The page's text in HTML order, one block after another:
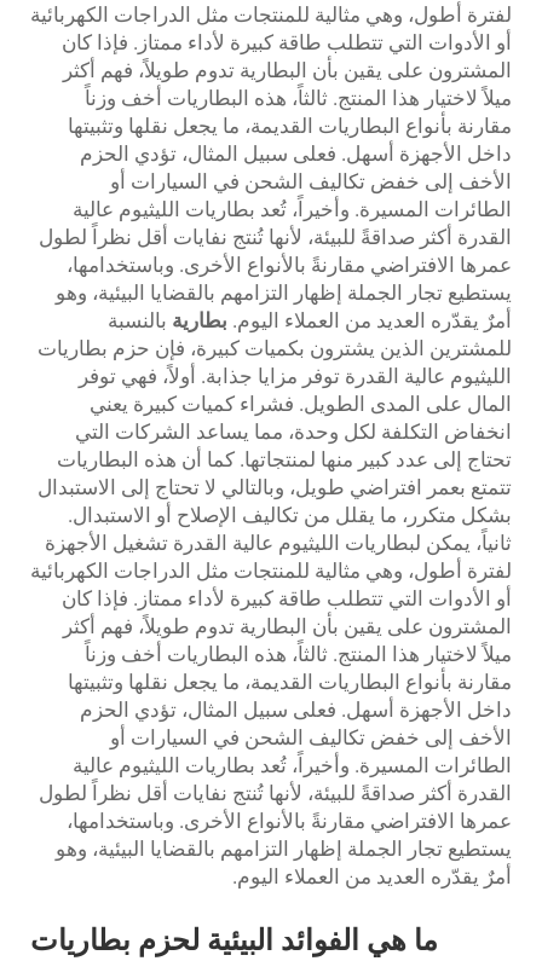
لفترة أطول، وهي مثالية للمنتجات مثل الدراجات الكهربائية
أو الأدوات التي تتطلب طاقة كبيرة لأداء ممتاز. فإذا كان
المشترون على يقين بأن البطارية تدوم طويلاً، فهم أكثر
ميلاً لاختيار هذا المنتج. ثالثاً، هذه البطاريات أخف وزناً
مقارنة بأنواع البطاريات القديمة، ما يجعل نقلها وتثبيتها
داخل الأجهزة أسهل. فعلى سبيل المثال، تؤدي الحزم
الأخف إلى خفض تكاليف الشحن في السيارات أو
الطائرات المسيرة. وأخيراً، تُعد بطاريات الليثيوم عالية
القدرة أكثر صداقةً للبيئة، لأنها تُنتج نفايات أقل نظراً لطول
عمرها الافتراضي مقارنةً بالأنواع الأخرى. وباستخدامها،
يستطيع تجار الجملة إظهار التزامهم بالقضايا البيئية، وهو
أمرٌ يقدّره العديد من العملاء اليوم. بطارية بالنسبة
للمشترين الذين يشترون بكميات كبيرة، فإن حزم بطاريات
الليثيوم عالية القدرة توفر مزايا جذابة. أولاً، فهي توفر
المال على المدى الطويل. فشراء كميات كبيرة يعني
انخفاض التكلفة لكل وحدة، مما يساعد الشركات التي
تحتاج إلى عدد كبير منها لمنتجاتها. كما أن هذه البطاريات
تتمتع بعمر افتراضي طويل، وبالتالي لا تحتاج إلى الاستبدال
بشكل متكرر، ما يقلل من تكاليف الإصلاح أو الاستبدال.
ثانياً، يمكن لبطاريات الليثيوم عالية القدرة تشغيل الأجهزة
لفترة أطول، وهي مثالية للمنتجات مثل الدراجات الكهربائية
أو الأدوات التي تتطلب طاقة كبيرة لأداء ممتاز. فإذا كان
المشترون على يقين بأن البطارية تدوم طويلاً، فهم أكثر
ميلاً لاختيار هذا المنتج. ثالثاً، هذه البطاريات أخف وزناً
مقارنة بأنواع البطاريات القديمة، ما يجعل نقلها وتثبيتها
داخل الأجهزة أسهل. فعلى سبيل المثال، تؤدي الحزم
الأخف إلى خفض تكاليف الشحن في السيارات أو
الطائرات المسيرة. وأخيراً، تُعد بطاريات الليثيوم عالية
القدرة أكثر صداقةً للبيئة، لأنها تُنتج نفايات أقل نظراً لطول
عمرها الافتراضي مقارنةً بالأنواع الأخرى. وباستخدامها،
يستطيع تجار الجملة إظهار التزامهم بالقضايا البيئية، وهو
أمرٌ يقدّره العديد من العملاء اليوم.
ما هي الفوائد البيئية لحزم بطاريات